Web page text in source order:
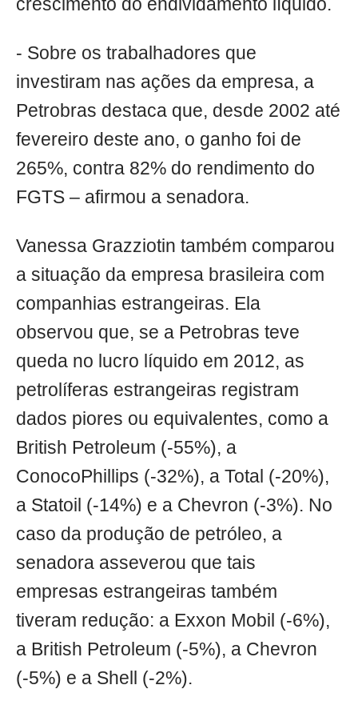
crescimento do endividamento líquido.
- Sobre os trabalhadores que
investiram nas ações da empresa, a
Petrobras destaca que, desde 2002 até
fevereiro deste ano, o ganho foi de
265%, contra 82% do rendimento do
FGTS – afirmou a senadora.
Vanessa Grazziotin também comparou
a situação da empresa brasileira com
companhias estrangeiras. Ela
observou que, se a Petrobras teve
queda no lucro líquido em 2012, as
petrolíferas estrangeiras registram
dados piores ou equivalentes, como a
British Petroleum (-55%), a
ConocoPhillips (-32%), a Total (-20%),
a Statoil (-14%) e a Chevron (-3%). No
caso da produção de petróleo, a
senadora asseverou que tais
empresas estrangeiras também
tiveram redução: a Exxon Mobil (-6%),
a British Petroleum (-5%), a Chevron
(-5%) e a Shell (-2%).